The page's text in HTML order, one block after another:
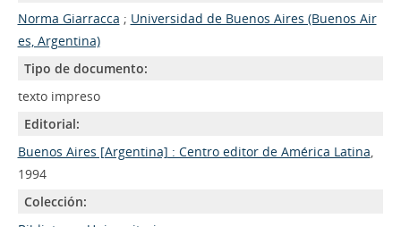
Norma Giarracca ; Universidad de Buenos Aires (Buenos Air
es, Argentina)
Tipo de documento:
texto impreso
Editorial:
Buenos Aires [Argentina] : Centro editor de América Latina,
1994
Colección: